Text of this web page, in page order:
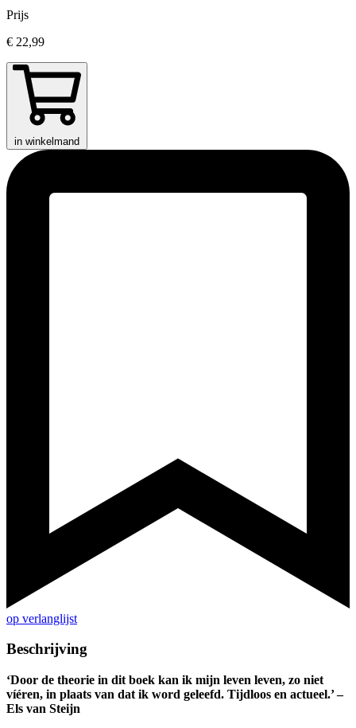
Prijs
€ 22,99
in winkelmand
op verlanglijst
Beschrijving
‘Door de theorie in dit boek kan ik mijn leven leven, zo niet
víéren, in plaats van dat ik word geleefd. Tijdloos en actueel.’ –
Els van Steijn